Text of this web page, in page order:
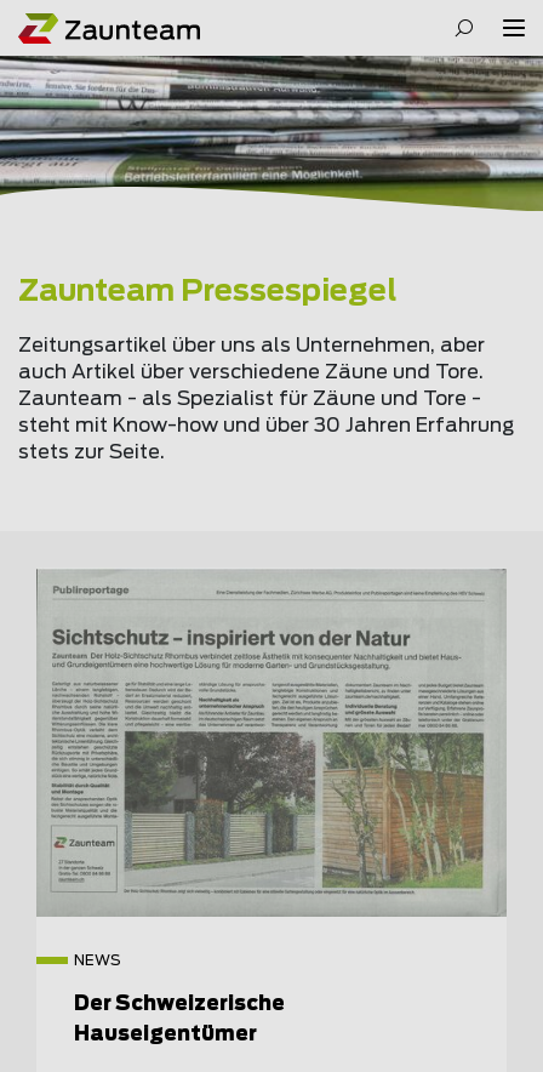
Zaunteam Pressespiegel
Zeitungsartikel über uns als Unternehmen, aber
auch Artikel über verschiedene Zäune und Tore.
Zaunteam - als Spezialist für Zäune und Tore -
steht mit Know-how und über 30 Jahren Erfahrung
stets zur Seite.
NEWS
Der Schweizerische
Hauseigentümer